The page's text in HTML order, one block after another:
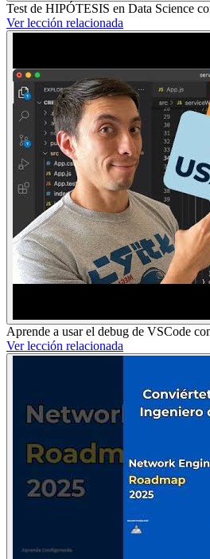
Test de HIPÓTESIS en Data Science
Ver lección relacionada
Aprende a usar el debug de VSCode
Ver lección relacionada